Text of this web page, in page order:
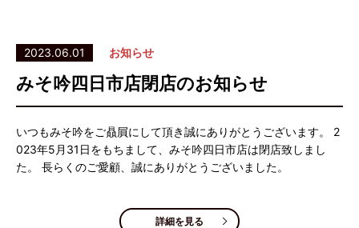
2023.06.01 お知らせ
みそ吟四日市店閉店のお知らせ
いつもみそ吟をご贔屓にして頂き誠にありがとうございます。 2
023年5月31日をもちまして、みそ吟四日市店は閉店致しまし
た。 長らくのご愛顧、誠にありがとうございました。
詳細を見る